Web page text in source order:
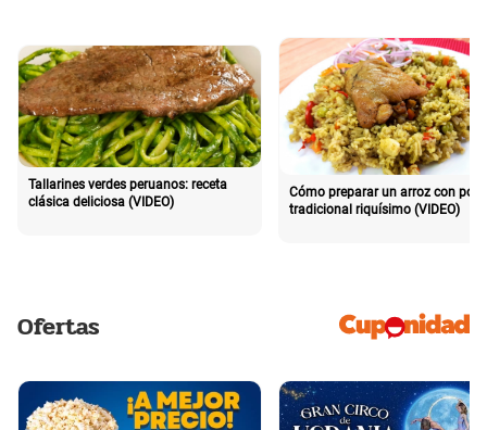
Tallarines verdes peruanos: receta
clásica deliciosa (VIDEO)
Cómo preparar un arroz con pollo
tradicional riquísimo (VIDEO)
Ofertas